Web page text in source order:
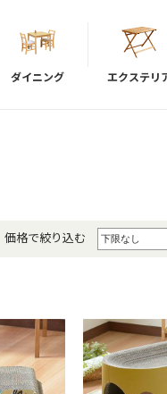
ダイニング エクステリ
価格で絞り込む